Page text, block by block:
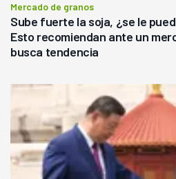
Mercado de granos
Sube fuerte la soja, ¿se le
Esto recomiendan ante un
busca tendencia